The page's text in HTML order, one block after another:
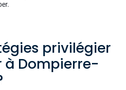
privilégier
à Dompierre-